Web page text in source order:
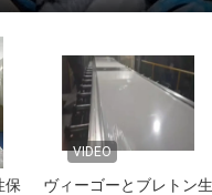
保
VIDEO
ヴィーゴーとブレトン生